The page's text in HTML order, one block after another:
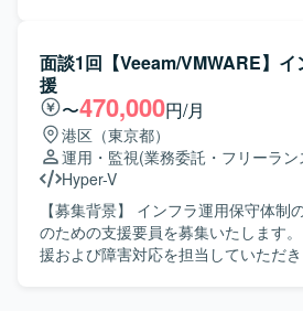
ワークを含む製造業のインフラに関
い視点での基盤設計や改善に携わる
SEチームの一員として、マネジメン
ることで、上流工程やリーダーシップ
ができます。 【開発環境】 Windows/Linuxサーバを中心と
したインフラ環境にて、VMware/
Active Directory/Azure ADなどの認証
ァイルサーバなどの基盤システムを
おります。
合や設定周りまで自律的に切り分け
ています。状況に応じて関係者へ適
ら、落ち着いて運用業務を継続できる
長期的にインフラ運用に関わり、責任
対応ができる方を歓迎いたします。 【ポジションの魅力】
Windowsサーバおよびクライアント運
Directory、各種サーバ運用、監視・セ
ど、インフラ運用に必要な幅広い知
につけることができます。ユーザー
トワークチームとの連携まで携わるこ
いただきます。TACLマクロやMQ、
がら、NonStopサーバー上でのマク
実施していただきます。 【求める人物像】 NonStopサーバ
ーに関する知見を活かしながら主体的
だける方を求めております。関連メン
ションを取りつつ、仕様や課題を整理
いただける方です。 【ポジションの魅力】 NonStopサーバ
ーに関するインフラおよびマクロ／
に携わることができ、レガシー環境
応を通じて幅広い経験を積むことが
面談1回【Veeam/VMWARE】
援
〜470,000円/月
港区（東京都）
運用・監視(業務委託・フリーラン
Hyper-V
【募集背景】 インフラ運用保守体制
のための支援要員を募集いたします。 【作業内容】 運用支
援および障害対応を担当していただ